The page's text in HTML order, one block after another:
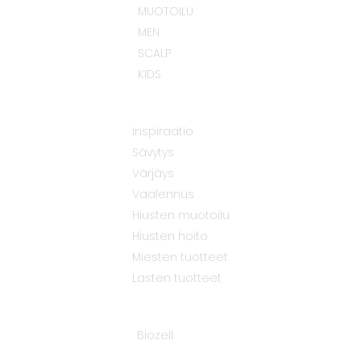
MUOTOILU
MEN
SCALP
KIDS
Inspiraatio
Sävytys
Värjäys
Vaalennus
Hiusten muotoilu
Hiusten hoito
Miesten tuotteet
Lasten tuotteet
Biozell